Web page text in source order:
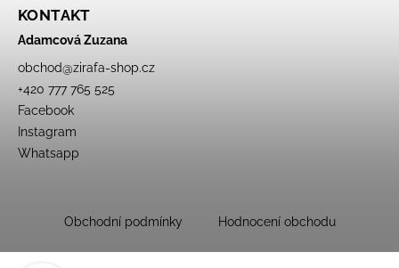
KONTAKT
Adamcová Zuzana
obchod@zirafa-shop.cz
+420 777 765 525
Facebook
Instagram
Whatsapp
Obchodní podmínky Hodnocení obchodu